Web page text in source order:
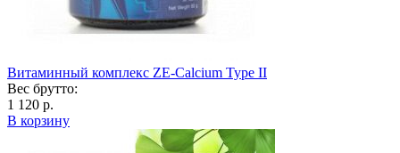
Витаминный комплекс ZE-Calcium Type II
Вес брутто:
1 120 р.
В корзину